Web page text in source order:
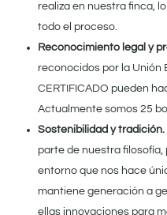
realiza en nuestra finca,
todo el proceso.
Reconocimiento legal y
reconocidos por la Unión
CERTIFICADO pueden
Actualmente somos 25
Sostenibilidad y tradición.
parte de nuestra filosofía,
entorno que nos hace
mantiene generación a
ellas innovaciones para